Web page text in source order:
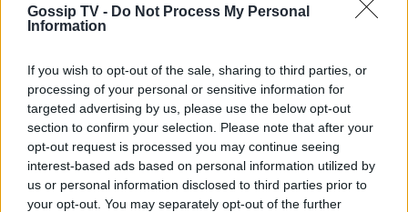
Gossip TV - Do Not Process My Personal
Information
If you wish to opt-out of the sale, sharing to third parties, or
processing of your personal or sensitive information for
targeted advertising by us, please use the below opt-out
section to confirm your selection. Please note that after your
opt-out request is processed you may continue seeing
interest-based ads based on personal information utilized by
us or personal information disclosed to third parties prior to
your opt-out. You may separately opt-out of the further
δημόσια υπεράσπισή της από τους
haters - «Θα το έκανα 500 φορές»
SHOWBIZ
Καληφώνη - Μάστορας: Μαζί στην
Πάρο, χωριστά στα social - Οι νέες
αναρτήσεις
βούτηξε για να σώσει τον 4χρονο που πνίγηκε στην
πισίνα